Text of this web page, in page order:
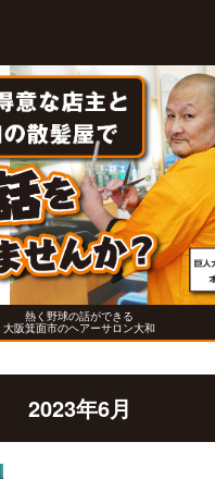
熱く野球の話ができる
大阪箕面市のヘアーサロン大和
2023年6月